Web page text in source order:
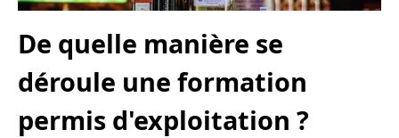
De quelle manière se
déroule une formation
permis d'exploitation ?